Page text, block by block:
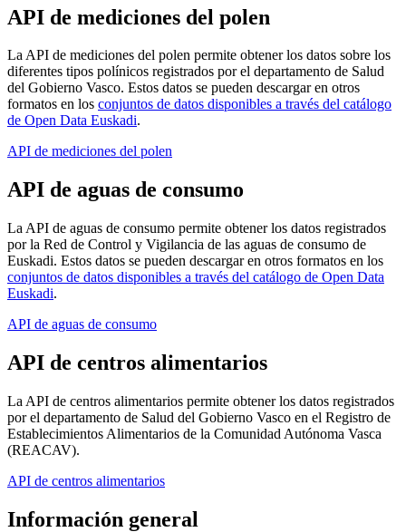
API de mediciones del polen
La API de mediciones del polen permite obtener los datos sobre los
diferentes tipos polínicos registrados por el departamento de Salud
del Gobierno Vasco. Estos datos se pueden descargar en otros
formatos en los conjuntos de datos disponibles a través del catálogo
de Open Data Euskadi.
API de mediciones del polen
API de aguas de consumo
La API de aguas de consumo permite obtener los datos registrados
por la Red de Control y Vigilancia de las aguas de consumo de
Euskadi. Estos datos se pueden descargar en otros formatos en los
conjuntos de datos disponibles a través del catálogo de Open Data
Euskadi.
API de aguas de consumo
API de centros alimentarios
La API de centros alimentarios permite obtener los datos registrados
por el departamento de Salud del Gobierno Vasco en el Registro de
Establecimientos Alimentarios de la Comunidad Autónoma Vasca
(REACAV).
API de centros alimentarios
Información general